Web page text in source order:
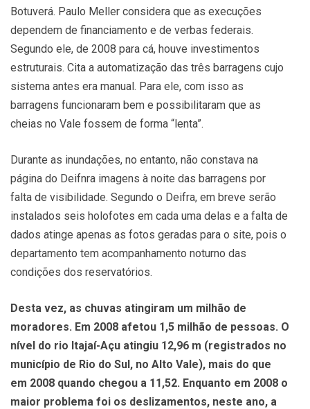
Botuverá. Paulo Meller considera que as execuções
dependem de financiamento e de verbas federais.
Segundo ele, de 2008 para cá, houve investimentos
estruturais. Cita a automatização das três barragens cujo
sistema antes era manual. Para ele, com isso as
barragens funcionaram bem e possibilitaram que as
cheias no Vale fossem de forma “lenta”.
Durante as inundações, no entanto, não constava na
página do Deifnra imagens à noite das barragens por
falta de visibilidade. Segundo o Deifra, em breve serão
instalados seis holofotes em cada uma delas e a falta de
dados atinge apenas as fotos geradas para o site, pois o
departamento tem acompanhamento noturno das
condições dos reservatórios.
Desta vez, as chuvas atingiram um milhão de
moradores. Em 2008 afetou 1,5 milhão de pessoas. O
nível do rio Itajaí-Açu atingiu 12,96 m (registrados no
município de Rio do Sul, no Alto Vale), mais do que
em 2008 quando chegou a 11,52. Enquanto em 2008 o
maior problema foi os deslizamentos, neste ano, a